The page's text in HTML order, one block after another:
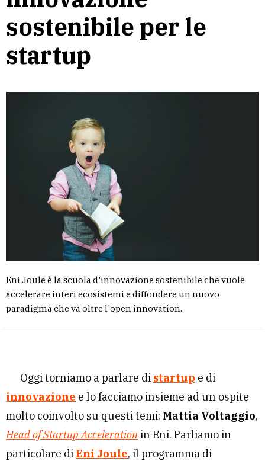
sostenibile per le
startup
Eni Joule è la scuola d'innovazione sostenibile che vuole
accelerare interi ecosistemi e diffondere un nuovo
paradigma che va oltre l'open innovation.
Oggi torniamo a parlare di startup e di
innovazione e lo facciamo insieme ad un ospite
molto coinvolto su questi temi: Mattia Voltaggio,
Head of Startup Accelerationin Eni. Parliamo in
particolare diEni Joule, il programma di